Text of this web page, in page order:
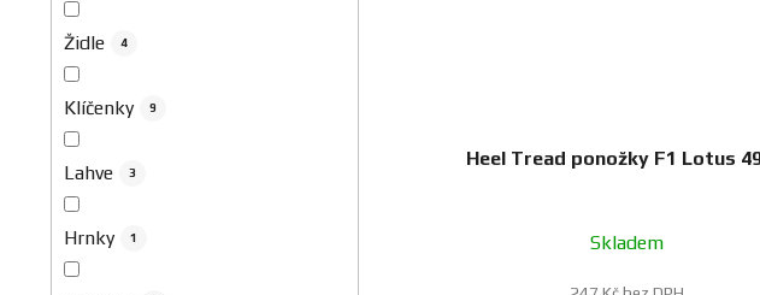
Židle 4
Klíčenky 9
Lahve 3
Hrnky 1
Heel Tread ponožky F1 Lotus
Skladem